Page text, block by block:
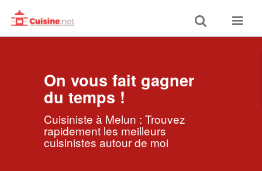
Toggle
search
Toggle
On vous fait gagner
du temps !
Cuisiniste à Melun : Trouvez
rapidement les meilleurs
cuisinistes autour de moi